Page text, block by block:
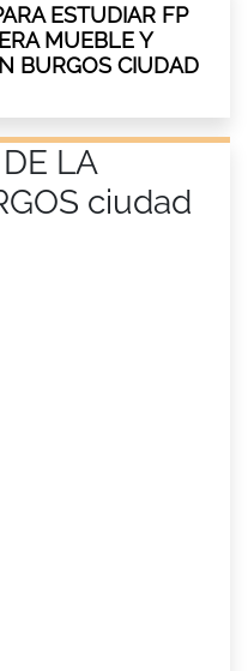
ESTUDIAR FP
MUEBLE Y
BURGOS CIUDAD
LA
ciudad